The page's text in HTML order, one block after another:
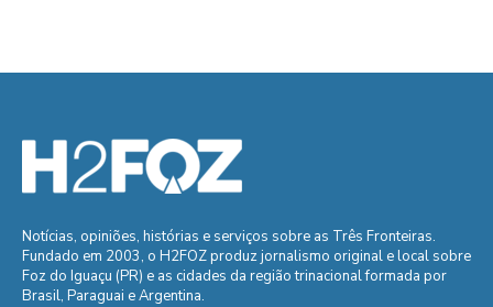
Notícias, opiniões, histórias e serviços sobre as Três Fronteiras.
Fundado em 2003, o H2FOZ produz jornalismo original e local sobre
Foz do Iguaçu (PR) e as cidades da região trinacional formada por
Brasil, Paraguai e Argentina.